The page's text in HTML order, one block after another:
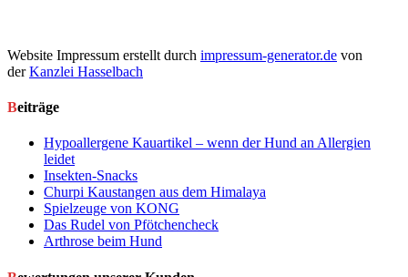
Website Impressum erstellt durch impressum-generator.de von
derKanzlei Hasselbach
Beiträge
Hypoallergene Kauartikel – wenn der Hund an Allergien
leidet
Insekten-Snacks
Churpi Kaustangen aus dem Himalaya
Spielzeuge von KONG
Das Rudel von Pfötchencheck
Arthrose beim Hund